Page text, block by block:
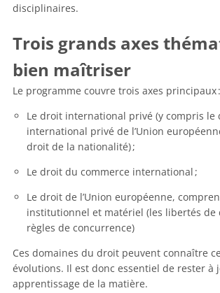
disciplinaires.
Trois grands axes
bien maîtriser
Le programme couvre trois axes principaux :
Le droit international privé (y compris le
international privé de l’Union
droit de la nationalité) ;
Le droit du commerce international ;
Le droit de l’Union européenne,
institutionnel et matériel (les libertés de
règles de concurrence)
Ces domaines du droit peuvent connaître
évolutions. Il est donc essentiel de rester à
apprentissage de la matière.